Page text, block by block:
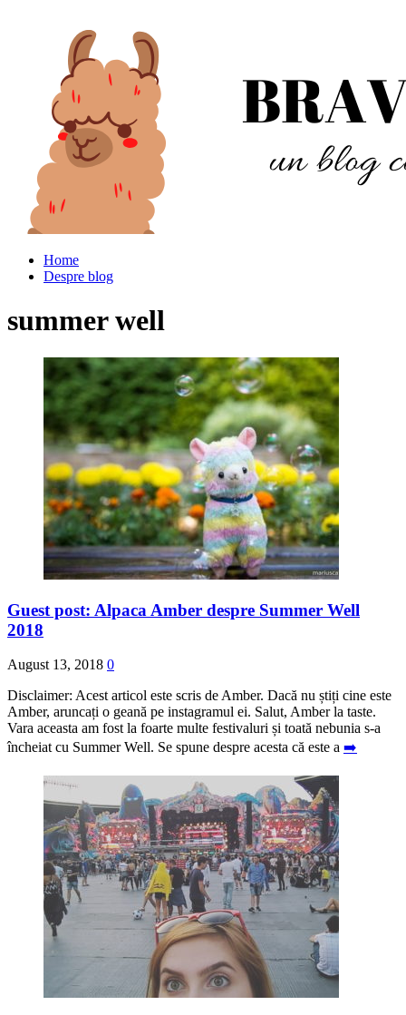
Home
Despre blog
summer well
Guest post: Alpaca Amber despre Summer Well
2018
August 13, 2018 0
Disclaimer: Acest articol este scris de Amber. Dacă nu știți cine este
Amber, aruncați o geană pe instagramul ei. Salut, Amber la taste.
Vara aceasta am fost la foarte multe festivaluri și toată nebunia s-a
încheiat cu Summer Well. Se spune despre acesta că este a ➡️